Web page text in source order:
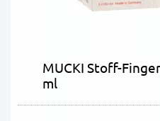
MUCKI Stoff-
ml